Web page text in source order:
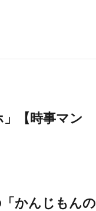
【時事マン
かんじもんの